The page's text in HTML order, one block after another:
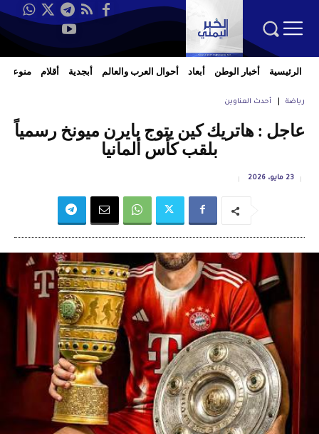
الرئيسية أخبار الوطن أبعاد أحوال العرب والعالم أبجدية أقلام منوعات
رياضة أحدث العناوين
عاجل : هاتريك كين يتوج بايرن ميونخ رسمياً
بلقب كأس ألمانيا
23 مايو، 2026